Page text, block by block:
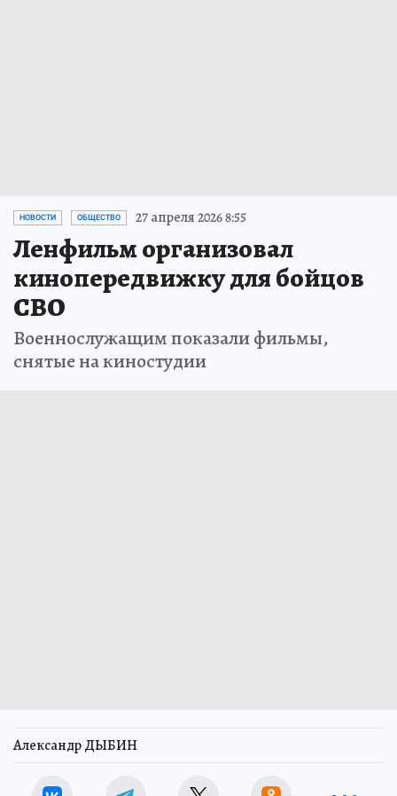
НОВОСТИ ОБЩЕСТВО 27 апреля 2026 8:55
Ленфильм организовал
кинопередвижку для бойцов
СВО
Военнослужащим показали фильмы,
снятые на киностудии
Александр ДЫБИН